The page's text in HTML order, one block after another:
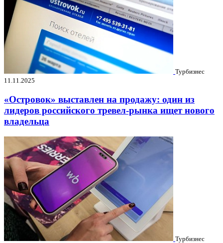
Турбизнес
11.11.2025
«Островок» выставлен на продажу: один из
лидеров российского тревел-рынка ищет нового
владельца
Турбизнес